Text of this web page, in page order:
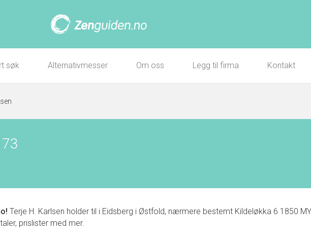
søk Alternativmesser Om oss Legg til firma Kontakt
Terje H. Karlsen holder til i Eidsberg i Østfold, nærmere bestemt Kildeløkka 6 1850
prislister med mer.